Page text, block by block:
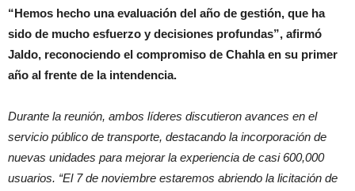
“Hemos hecho una evaluación del año de gestión, que ha
sido de mucho esfuerzo y decisiones profundas”, afirmó
Jaldo, reconociendo el compromiso de Chahla en su primer
año al frente de la intendencia.
Durante la reunión, ambos líderes discutieron avances en el
servicio público de transporte, destacando la incorporación de
nuevas unidades para mejorar la experiencia de casi 600,000
usuarios. “El 7 de noviembre estaremos abriendo la licitación de